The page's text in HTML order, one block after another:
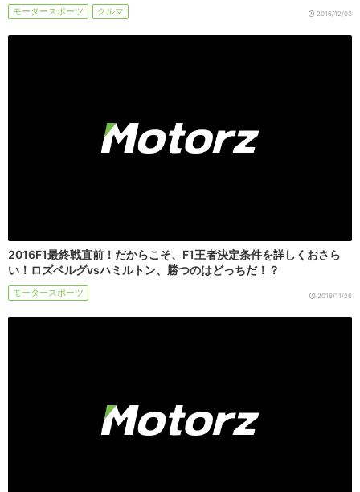
モータースポーツ クルマ 2016/12/03
2016F1最終戦直前！だからこそ、F1王者決定条件を詳しくおさら
い！ロズベルグvsハミルトン、勝つのはどっちだ！？
モータースポーツ 2016/11/26